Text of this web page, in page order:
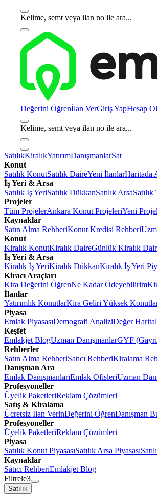
Kelime, semt veya ilan no ile ara...
Değerini Öğrenİlan VerGiriş YapHesap
Kelime, semt veya ilan no ile ara...
SatılıkKiralıkYatırımDanışmanlarSat
Konut
Satılık KonutSatılık DaireYeni İlanlarHaritada
İş Yeri & Arsa
Satılık İş YeriSatılık DükkanSatılık ArsaSatılık
Projeler
Tüm ProjelerAnkara Konut ProjeleriYeni
Kaynaklar
Satın Alma RehberiKonut Kredisi Rehberi
Konut
Kiralık KonutKiralık DaireGünlük Kiralık
İş Yeri & Arsa
Kiralık İş YeriKiralık DükkanKiralık İş Yeri
Kiracı Araçları
Kira Değerini ÖğrenNe Kadar Ödeyebilirim
İlanlar
Yatırımlık KonutlarKira Geliri Yüksek
Piyasa
Emlak PiyasasıDemografi AnaliziDeğer
Keşfet
Emlakjet BlogUzman DanışmanlarGYF
Rehberler
Satın Alma RehberiSatıcı RehberiKiralama
Danışman Ara
Emlak DanışmanlarıEmlak OfisleriUzman
Profesyoneller
Üyelik PaketleriReklam Çözümleri
Satış & Kiralama
Ücretsiz İlan VerinDeğerini ÖğrenDanışman
Profesyoneller
Üyelik PaketleriReklam Çözümleri
Piyasa
Satılık Konut PiyasasıSatılık Arsa Piyasası
Kaynaklar
Satıcı RehberiEmlakjet Blog
Filtrele3
Satılık